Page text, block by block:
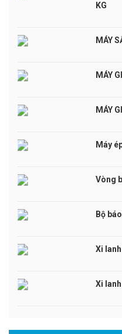
KG
MÁY
MÁY
MÁY
Máy
Vòng
Bộ
Xi
Xi